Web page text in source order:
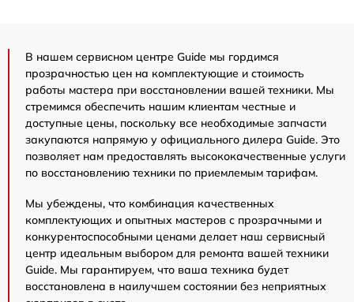
В нашем сервисном центре Guide мы гордимся
прозрачностью цен на комплектующие и стоимость
работы мастера при восстановлении вашей техники. Мы
стремимся обеспечить нашим клиентам честные и
доступные цены, поскольку все необходимые запчасти
закупаются напрямую у официального дилера Guide. Это
позволяет нам предоставлять высококачественные услуги
по восстановлению техники по приемлемым тарифам.
Мы убеждены, что комбинация качественных
комплектующих и опытных мастеров с прозрачными и
конкурентоспособными ценами делает наш сервисный
центр идеальным выбором для ремонта вашей техники
Guide. Мы гарантируем, что ваша техника будет
восстановлена в наилучшем состоянии без неприятных